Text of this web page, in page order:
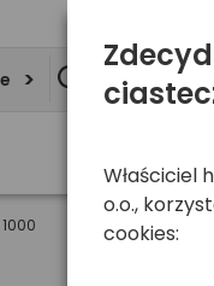
Właściciel
o.o.,
cookies: